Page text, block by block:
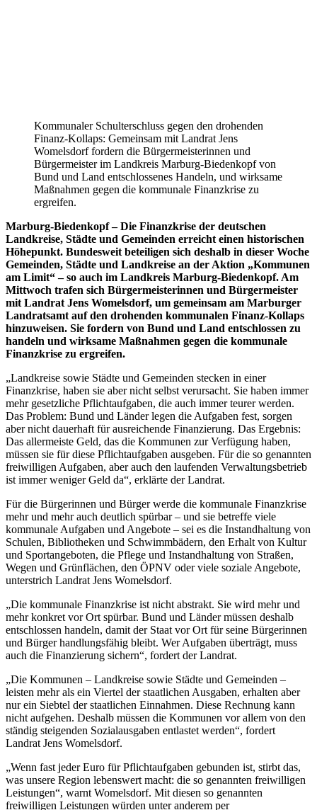
Kommunaler Schulterschluss gegen den drohenden
Finanz-Kollaps: Gemeinsam mit Landrat Jens
Womelsdorf fordern die Bürgermeisterinnen und
Bürgermeister im Landkreis Marburg-Biedenkopf von
Bund und Land entschlossenes Handeln, und wirksame
Maßnahmen gegen die kommunale Finanzkrise zu
ergreifen.
Marburg-Biedenkopf – Die Finanzkrise der deutschen
Landkreise, Städte und Gemeinden erreicht einen historischen
Höhepunkt. Bundesweit beteiligen sich deshalb in dieser Woche
Gemeinden, Städte und Landkreise an der Aktion „Kommunen
am Limit“ – so auch im Landkreis Marburg-Biedenkopf. Am
Mittwoch trafen sich Bürgermeisterinnen und Bürgermeister
mit Landrat Jens Womelsdorf, um gemeinsam am Marburger
Landratsamt auf den drohenden kommunalen Finanz-Kollaps
hinzuweisen. Sie fordern von Bund und Land entschlossen zu
handeln und wirksame Maßnahmen gegen die kommunale
Finanzkrise zu ergreifen.
„Landkreise sowie Städte und Gemeinden stecken in einer
Finanzkrise, haben sie aber nicht selbst verursacht. Sie haben immer
mehr gesetzliche Pflichtaufgaben, die auch immer teurer werden.
Das Problem: Bund und Länder legen die Aufgaben fest, sorgen
aber nicht dauerhaft für ausreichende Finanzierung. Das Ergebnis:
Das allermeiste Geld, das die Kommunen zur Verfügung haben,
müssen sie für diese Pflichtaufgaben ausgeben. Für die so genannten
freiwilligen Aufgaben, aber auch den laufenden Verwaltungsbetrieb
ist immer weniger Geld da“, erklärte der Landrat.
Für die Bürgerinnen und Bürger werde die kommunale Finanzkrise
mehr und mehr auch deutlich spürbar – und sie betreffe viele
kommunale Aufgaben und Angebote – sei es die Instandhaltung von
Schulen, Bibliotheken und Schwimmbädern, den Erhalt von Kultur
und Sportangeboten, die Pflege und Instandhaltung von Straßen,
Wegen und Grünflächen, den ÖPNV oder viele soziale Angebote,
unterstrich Landrat Jens Womelsdorf.
„Die kommunale Finanzkrise ist nicht abstrakt. Sie wird mehr und
mehr konkret vor Ort spürbar. Bund und Länder müssen deshalb
entschlossen handeln, damit der Staat vor Ort für seine Bürgerinnen
und Bürger handlungsfähig bleibt. Wer Aufgaben überträgt, muss
auch die Finanzierung sichern“, fordert der Landrat.
„Die Kommunen – Landkreise sowie Städte und Gemeinden –
leisten mehr als ein Viertel der staatlichen Ausgaben, erhalten aber
nur ein Siebtel der staatlichen Einnahmen. Diese Rechnung kann
nicht aufgehen. Deshalb müssen die Kommunen vor allem von den
ständig steigenden Sozialausgaben entlastet werden“, fordert
Landrat Jens Womelsdorf.
„Wenn fast jeder Euro für Pflichtaufgaben gebunden ist, stirbt das,
was unsere Region lebenswert macht: die so genannten freiwilligen
Leistungen“, warnt Womelsdorf. Mit diesen so genannten
freiwilligen Leistungen würden unter anderem per